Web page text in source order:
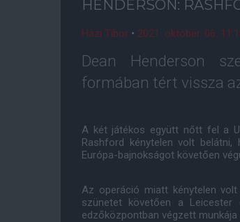
HENDERSON:
Házi Tibor • 2021. október. 06.
Dean Henderson
formában tért vissza
A két játékos együtt nőtt fel a
Rashford kénytelen volt
Európa-bajnokságot követően
Az operáció miatt kénytelen
szünetet követően a
edzőközpontban végzett